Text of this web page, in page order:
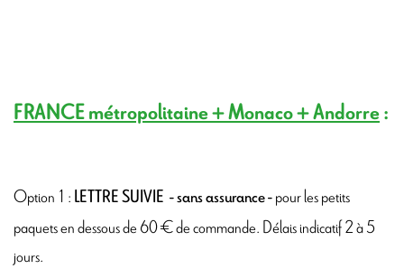
FRANCE métropolitaine + Monaco + Andorre:
Option 1 :LETTRE SUIVIE - sans assurance -pour les petits
paquets en dessous de 60 € de commande. Délais indicatif 2 à 5
jours.